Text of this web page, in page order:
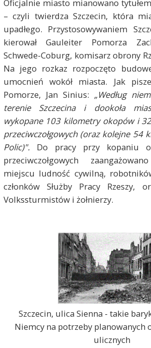
Oficjalnie miasto mianowano
– czyli twierdza Szczecin, która
upadłego. Przystosowywaniem
kierował Gauleiter Pomorza
Schwede-Coburg, komisarz obrony
Na jego rozkaz rozpoczęto
umocnień wokół miasta. Jak
Pomorze, Jan Sinius: „Według
terenie Szczecina i dookoła
wykopane 103 kilometry okopów i
przeciwczołgowych (oraz kolejne 54
Polic)".Do pracy przy kopaniu
przeciwczołgowych
miejscu ludność cywilną,
członków Służby Pracy Rzeszy,
Volkssturmistów i żołnierzy.
Szczecin, ulica Sienna - takie
Niemcy na potrzeby planowanych
ulicznych